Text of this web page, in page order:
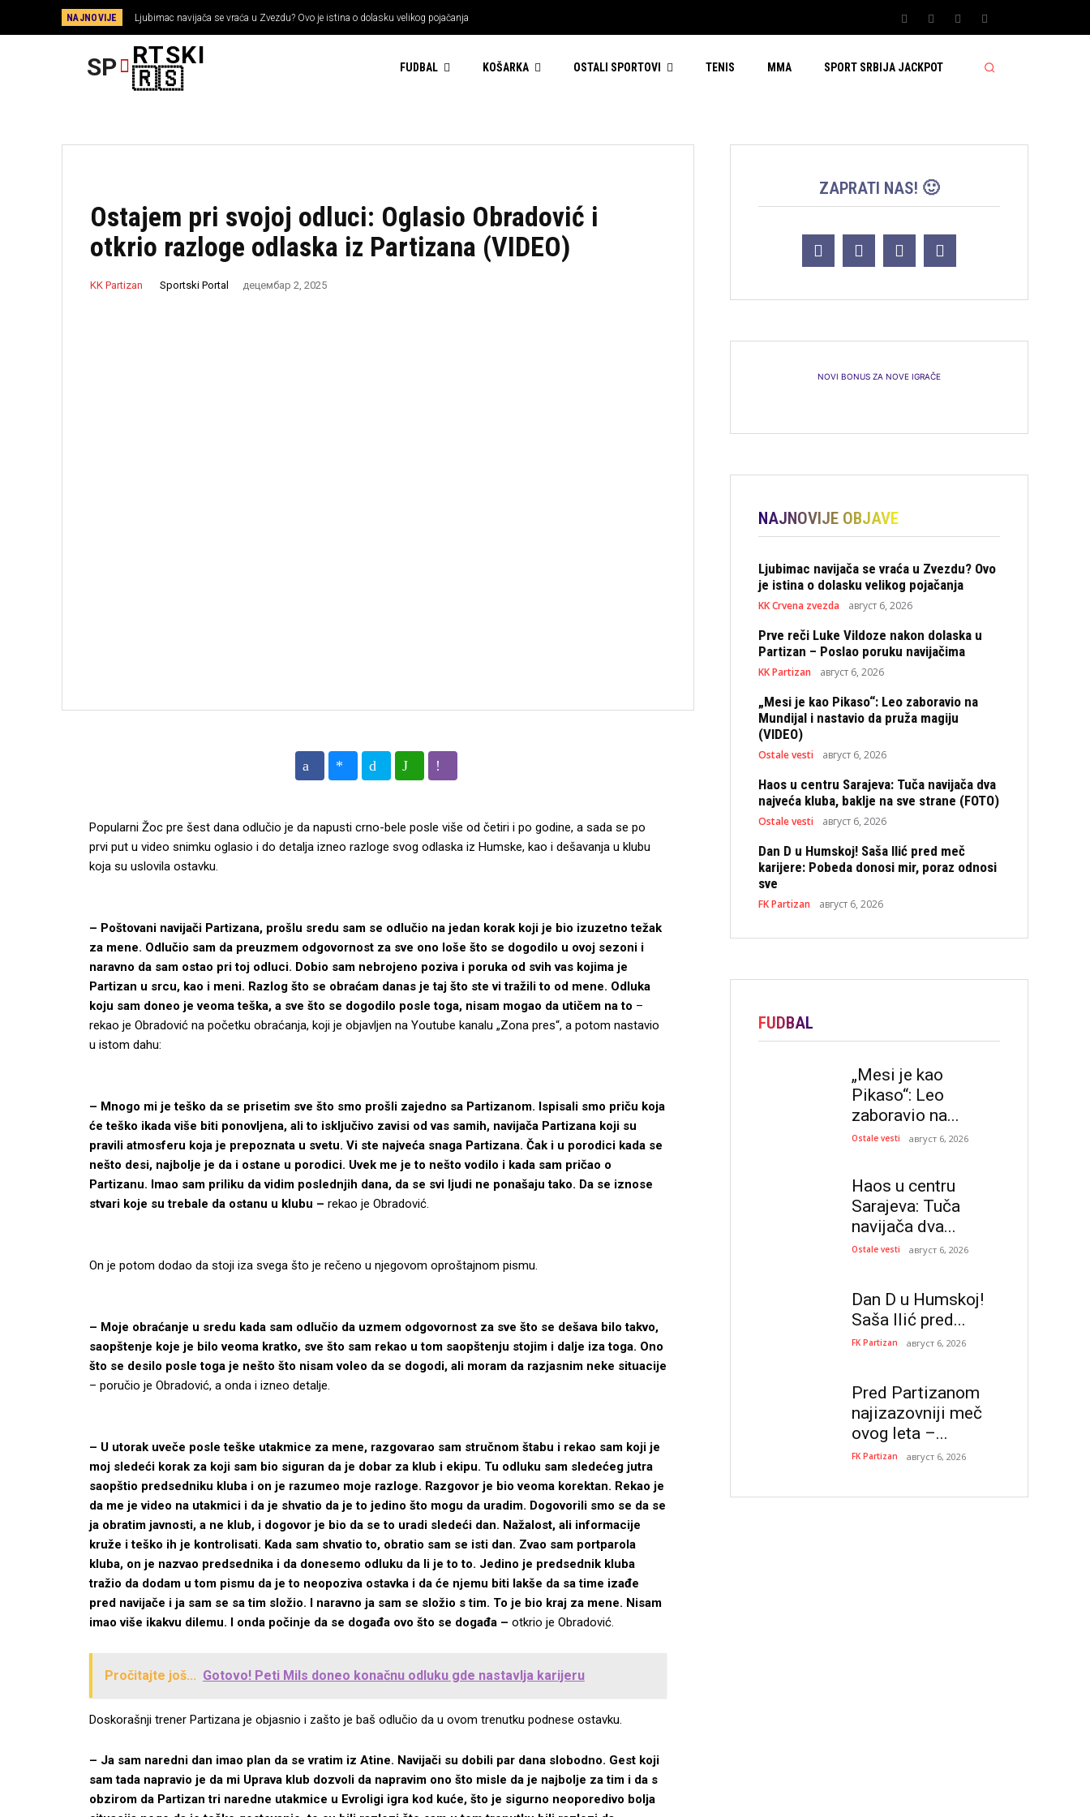
NAJNOVIJE Ljubimac navijača se vraća u Zvezdu? Ovo je istina o dolasku velikog pojačanja
SP RTSKI
🇷🇸
FUDBAL KOŠARKA OSTALI SPORTOVI TENIS MMA SPORT SRBIJA JACKPOT
Ostajem pri svojoj odluci: Oglasio Obradović i
otkrio razloge odlaska iz Partizana (VIDEO)
KK Partizan Sportski Portal децембар 2, 2025
Popularni Žoc pre šest dana odlučio je da napusti crno-bele posle više od četiri i po godine, a sada se po
prvi put u video snimku oglasio i do detalja izneo razloge svog odlaska iz Humske, kao i dešavanja u klubu
koja su uslovila ostavku.
– Poštovani navijači Partizana, prošlu sredu sam se odlučio na jedan korak koji je bio izuzetno težak
za mene. Odlučio sam da preuzmem odgovornost za sve ono loše što se dogodilo u ovoj sezoni i
naravno da sam ostao pri toj odluci. Dobio sam nebrojeno poziva i poruka od svih vas kojima je
Partizan u srcu, kao i meni. Razlog što se obraćam danas je taj što ste vi tražili to od mene. Odluka
koju sam doneo je veoma teška, a sve što se dogodilo posle toga, nisam mogao da utičem na to –
rekao je Obradović na početku obraćanja, koji je objavljen na Youtube kanalu „Zona pres“, a potom nastavio
u istom dahu:
– Mnogo mi je teško da se prisetim sve što smo prošli zajedno sa Partizanom. Ispisali smo priču koja
će teško ikada više biti ponovljena, ali to isključivo zavisi od vas samih, navijača Partizana koji su
pravili atmosferu koja je prepoznata u svetu. Vi ste najveća snaga Partizana. Čak i u porodici kada se
nešto desi, najbolje je da i ostane u porodici. Uvek me je to nešto vodilo i kada sam pričao o
Partizanu. Imao sam priliku da vidim poslednjih dana, da se svi ljudi ne ponašaju tako. Da se iznose
stvari koje su trebale da ostanu u klubu – rekao je Obradović.
On je potom dodao da stoji iza svega što je rečeno u njegovom oproštajnom pismu.
– Moje obraćanje u sredu kada sam odlučio da uzmem odgovornost za sve što se dešava bilo takvo,
saopštenje koje je bilo veoma kratko, sve što sam rekao u tom saopštenju stojim i dalje iza toga. Ono
što se desilo posle toga je nešto što nisam voleo da se dogodi, ali moram da razjasnim neke situacije
– poručio je Obradović, a onda i izneo detalje.
– U utorak uveče posle teške utakmice za mene, razgovarao sam stručnom štabu i rekao sam koji je
moj sledeći korak za koji sam bio siguran da je dobar za klub i ekipu. Tu odluku sam sledećeg jutra
saopštio predsedniku kluba i on je razumeo moje razloge. Razgovor je bio veoma korektan. Rekao je
da me je video na utakmici i da je shvatio da je to jedino što mogu da uradim. Dogovorili smo se da se
ja obratim javnosti, a ne klub, i dogovor je bio da se to uradi sledeći dan. Nažalost, ali informacije
kruže i teško ih je kontrolisati. Kada sam shvatio to, obratio sam se isti dan. Zvao sam portparola
kluba, on je nazvao predsednika i da donesemo odluku da li je to to. Jedino je predsednik kluba
tražio da dodam u tom pismu da je to neopoziva ostavka i da će njemu biti lakše da sa time izađe
pred navijače i ja sam se sa tim složio. I naravno ja sam se složio s tim. To je bio kraj za mene. Nisam
imao više ikakvu dilemu. I onda počinje da se događa ovo što se događa – otkrio je Obradović.
Pročitajte još... Gotovo! Peti Mils doneo konačnu odluku gde nastavlja karijeru
Doskorašnji trener Partizana je objasnio i zašto je baš odlučio da u ovom trenutku podnese ostavku.
– Ja sam naredni dan imao plan da se vratim iz Atine. Navijači su dobili par dana slobodno. Gest koji
sam tada napravio je da mi Uprava klub dozvoli da napravim ono što misle da je najbolje za tim i da s
obzirom da Partizan tri naredne utakmice u Evroligi igra kod kuće, što je sigurno neoporedivo bolja
ZAPRATI NAS! 🙂
NOVI BONUS ZA NOVE IGRAČE
NAJNOVIJE OBJAVE
Ljubimac navijača se vraća u Zvezdu? Ovo
je istina o dolasku velikog pojačanja
KK Crvena zvezda август 6, 2026
Prve reči Luke Vildoze nakon dolaska u
Partizan – Poslao poruku navijačima
KK Partizan август 6, 2026
„Mesi je kao Pikaso“: Leo zaboravio na
Mundijal i nastavio da pruža magiju
(VIDEO)
Ostale vesti август 6, 2026
Haos u centru Sarajeva: Tuča navijača dva
najveća kluba, baklje na sve strane (FOTO)
Ostale vesti август 6, 2026
Dan D u Humskoj! Saša Ilić pred meč
karijere: Pobeda donosi mir, poraz odnosi
sve
FK Partizan август 6, 2026
FUDBAL
„Mesi je kao
Pikaso“: Leo
zaboravio na...
Ostale vesti август 6, 2026
Haos u centru
Sarajeva: Tuča
navijača dva...
Ostale vesti август 6, 2026
Dan D u Humskoj!
Saša Ilić pred...
FK Partizan август 6, 2026
Pred Partizanom
najizazovniji meč
ovog leta –...
FK Partizan август 6, 2026